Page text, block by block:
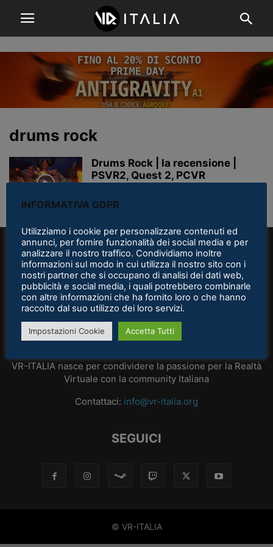
drums rock
Drums Rock | la recensione |
PSVR2, Quest 2, PCVR
CHI SIAMO
VR-ITALIA nasce per condividere la passione per la Realtà
Virtuale con la community Italiana
Contattaci: info@vr-italia.org
SEGUICI
© VR-ITALIA
INFORMATIVA GDPR
Utilizziamo i cookie per personalizzare contenuti ed
annunci, per fornire funzionalità dei social media e per
analizzare il nostro traffico. Condividiamo inoltre
informazioni sul modo in cui utilizza il nostro sito con i
nostri partner che si occupano di analisi dei dati web,
pubblicità e social media, i quali potrebbero combinarle
con altre informazioni che ha fornito loro o che hanno
raccolto dal suo utilizzo dei loro servizi.
Impostazioni Cookie Accetta Tutti